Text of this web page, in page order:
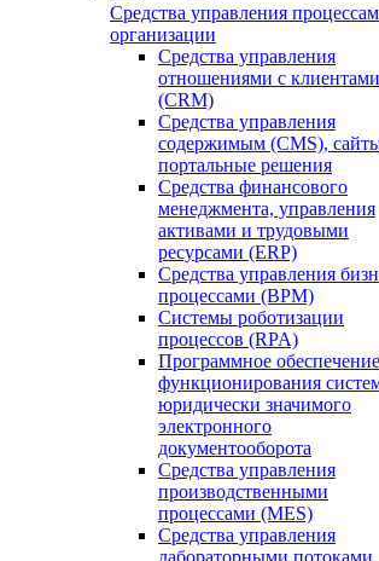
Средства управления
организации
Средства управления
отношениями с клиентами
(CRM)
Средства управления
содержимым (CMS),
портальные решения
Средства финансового
менеджмента, управления
активами и трудовыми
ресурсами (ERP)
Средства управления
процессами (BPM)
Системы роботизации
процессов (RPA)
Программное
функционирования
юридически значимого
электронного
документооборота
Средства управления
производственными
процессами (MES)
Средства управления
лабораторными потоками